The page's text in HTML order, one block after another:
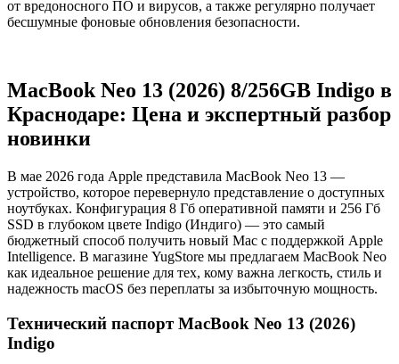
от вредоносного ПО и вирусов, а также регулярно получает
бесшумные фоновые обновления безопасности.
MacBook Neo 13 (2026) 8/256GB Indigo в
Краснодаре: Цена и экспертный разбор
новинки
В мае 2026 года Apple представила MacBook Neo 13 —
устройство, которое перевернуло представление о доступных
ноутбуках. Конфигурация 8 Гб оперативной памяти и 256 Гб
SSD в глубоком цвете Indigo (Индиго) — это самый
бюджетный способ получить новый Mac с поддержкой Apple
Intelligence. В магазине YugStore мы предлагаем MacBook Neo
как идеальное решение для тех, кому важна легкость, стиль и
надежность macOS без переплаты за избыточную мощность.
Технический паспорт MacBook Neo 13 (2026)
Indigo